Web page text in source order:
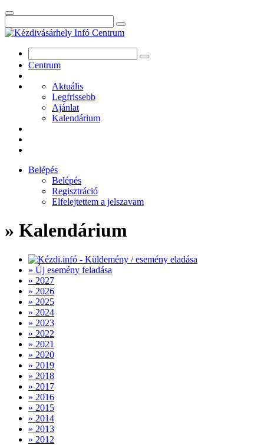
Centrum
Aktuális
Legfrissebb
Ajánlat
Kalendárium
Belépés
Belépés
Regisztráció
Elfelejtettem a jelszavam
» Kalendárium
» Új esemény feladása
» 2027
» 2026
» 2025
» 2024
» 2023
» 2022
» 2021
» 2020
» 2019
» 2018
» 2017
» 2016
» 2015
» 2014
» 2013
» 2012